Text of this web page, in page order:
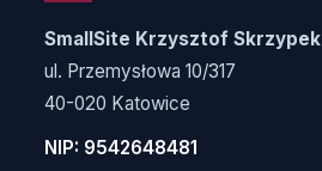
SmallSite Krzysztof Skrzypek
ul. Przemysłowa 10/317
40-020 Katowice
NIP: 9542648481